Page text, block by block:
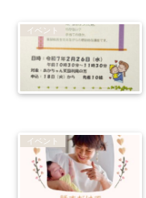
イベント
イベント